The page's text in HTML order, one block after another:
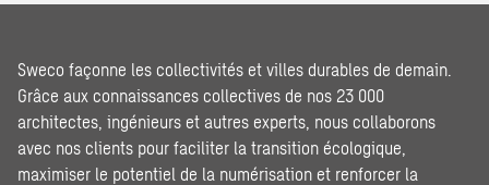
Sweco façonne les collectivités et villes durables de demain.
Grâce aux connaissances collectives de nos 23 000
architectes, ingénieurs et autres experts, nous collaborons
avec nos clients pour faciliter la transition écologique,
maximiser le potentiel de la numérisation et renforcer la